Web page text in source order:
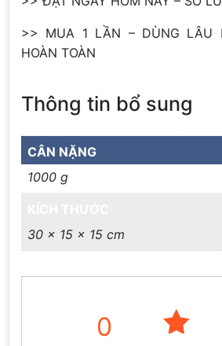
>> MUA 1 LẦN – DÙNG LÂU
HOÀN TOÀN
Thông tin bổ sung
CÂN NẶNG
1000 g
30 × 15 × 15 cm
0